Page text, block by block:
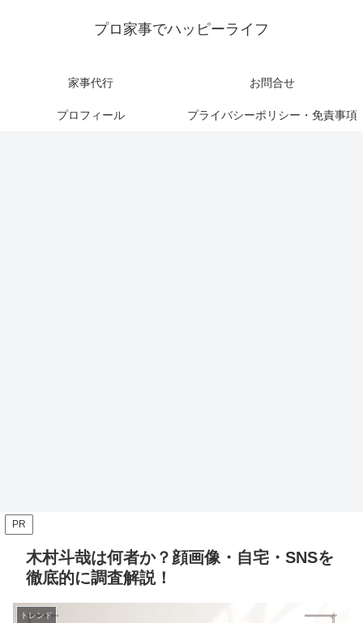
プロ家事でハッピーライフ
家事代行 お問合せ
プロフィール プライバシーポリシー・免責事項
PR
木村斗哉は何者か？顔画像・自宅・SNSを
徹底的に調査解説！
トレンド